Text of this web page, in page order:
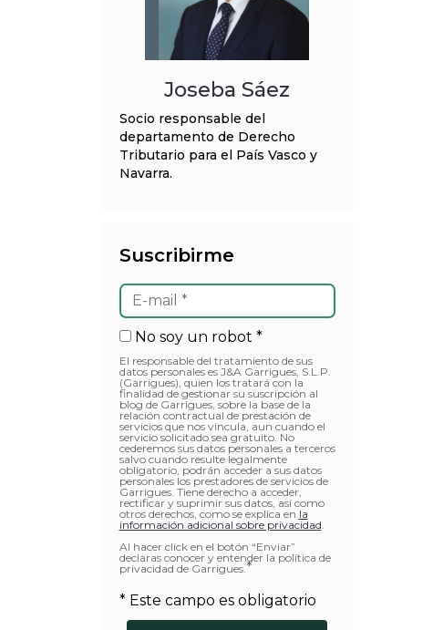
Joseba Sáez
Socio responsable del
departamento de Derecho
Tributario para el País Vasco y
Navarra.
Suscribirme
No soy un robot *
El responsable del tratamiento de sus
datos personales es J&A Garrigues, S.L.P.
(Garrigues), quien los tratará con la
finalidad de gestionar su suscripción al
blog de Garrigues, sobre la base de la
relación contractual de prestación de
servicios que nos vincula, aun cuando el
servicio solicitado sea gratuito. No
cederemos sus datos personales a terceros
salvo cuando resulte legalmente
obligatorio, podrán acceder a sus datos
personales los prestadores de servicios de
Garrigues. Tiene derecho a acceder,
rectificar y suprimir sus datos, así como
otros derechos, como se explica en la
información adicional sobre privacidad.
Al hacer click en el botón “Enviar”
declaras conocer y entender la política de
privacidad de Garrigues.*
* Este campo es obligatorio